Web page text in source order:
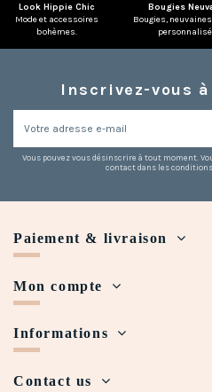
Look Hippie Chic
Mode et accessoires
bohèmes.
Bougies
Bougies,
Inscrivez-vous
Vous pouvez vous désinscrire à tout moment.
contact dans les
Paiement & livraison
Mon compte
Informations
Contact us